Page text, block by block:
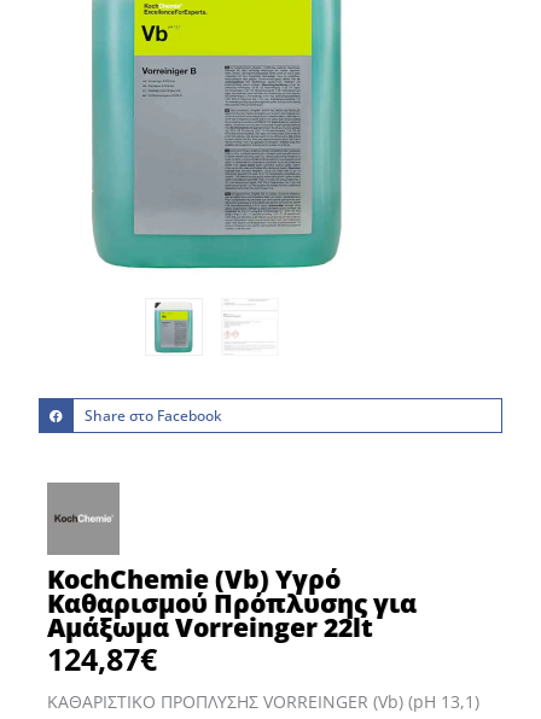
Share στο Facebook
KochChemie (Vb) Υγρό
Καθαρισμού Πρόπλυσης για
Αμάξωμα Vorreinger 22lt
124,87€
ΚΑΘΑΡΙΣΤΙΚΟ ΠΡΟΠΛΥΣΗΣ VORREINGER (Vb) (pH 13,1)